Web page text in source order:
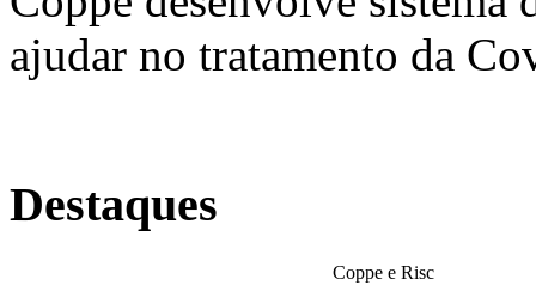
ajudar no tratamento da
Destaques
Coppe e Risc